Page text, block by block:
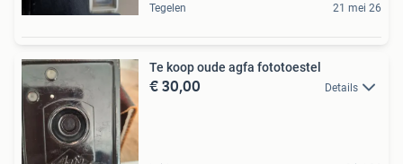
Tegelen 21 mei 26
Te koop oude agfa fototoestel
€ 30,00 Details